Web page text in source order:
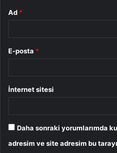
Ad *
E-posta *
İnternet sitesi
Daha sonraki yorumlarımda
adresim ve site adresim bu